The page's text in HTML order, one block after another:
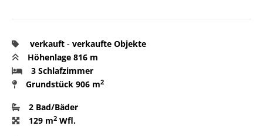
verkauft - verkaufte Objekte
Höhenlage 816 m
3 Schlafzimmer
Grundstück 906 m2
2 Bad/Bäder
129 m2 Wfl.